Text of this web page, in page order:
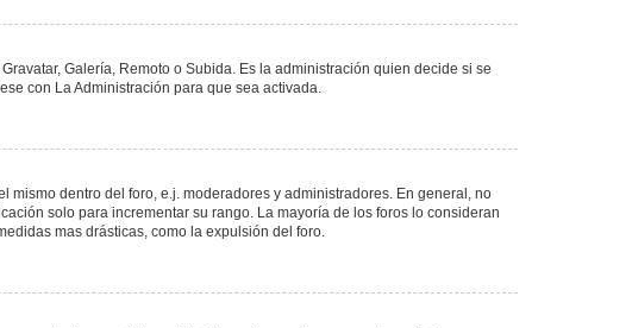
Galería, Remoto o Subida. Es la administración quien decide si se
con La Administración para que sea activada.
dentro del foro, e.j. moderadores y administradores. En general, no
solo para incrementar su rango. La mayoría de los foros lo consideran
mas drásticas, como la expulsión del foro.